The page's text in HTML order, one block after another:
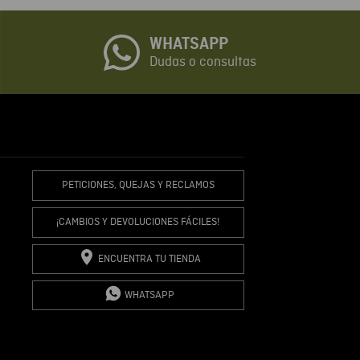
COMENTARIO
WHATSAPP
Dudas o consultas
PETICIONES, QUEJAS Y RECLAMOS
¡CAMBIOS Y DEVOLUCIONES FÁCILES!
ENCUENTRA TU TIENDA
WHATSAPP